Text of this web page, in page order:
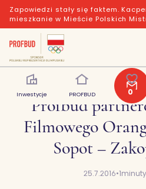
Zapowiedzi stały się faktem.
mieszkanie w Mieście Polskich
Inwestycje PROFBUD 0
Polubione
Profbud
Filmowego
Sopot –
25.7.2016•1